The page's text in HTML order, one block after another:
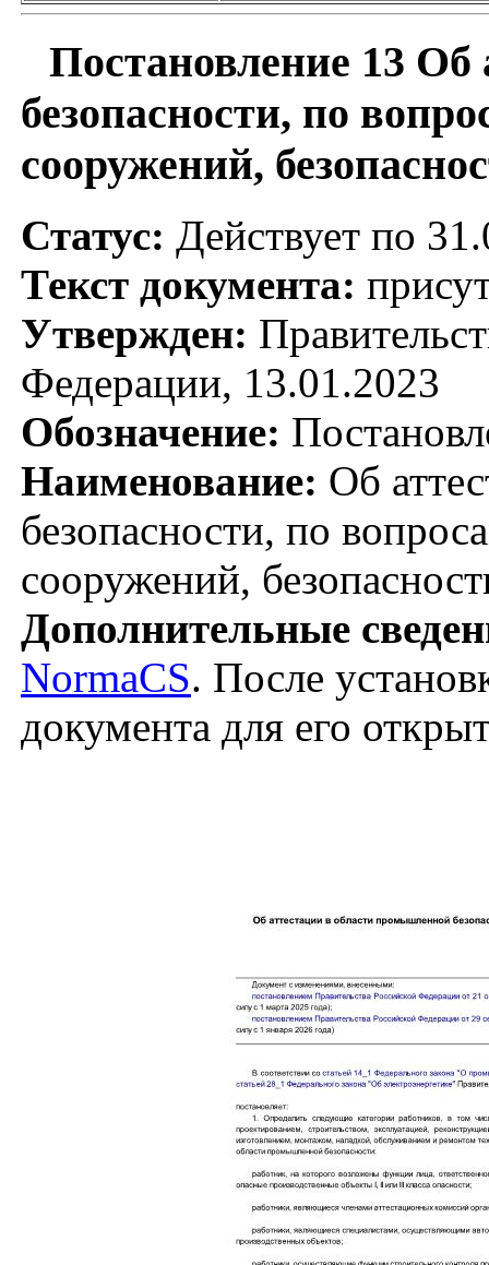
Постановление 13
безопасности, по
сооружений,
Статус: Действует по
Текст документа:
Утвержден:
Федерации, 13.01.2023
Обозначение:
Наименование: Об
безопасности, по
сооружений,
Дополнительные
NormaCS. После
документа для его